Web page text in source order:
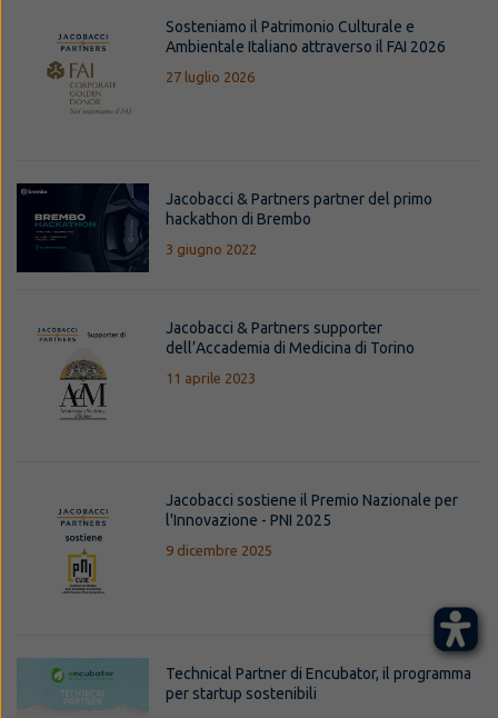
Sosteniamo il Patrimonio Culturale e
Ambientale Italiano attraverso il FAI 2026
27 luglio 2026
Jacobacci & Partners partner del primo
hackathon di Brembo
3 giugno 2022
Jacobacci & Partners supporter
dell’Accademia di Medicina di Torino
11 aprile 2023
Jacobacci sostiene il Premio Nazionale per
l'Innovazione - PNI 2025
9 dicembre 2025
Technical Partner di Encubator, il programma
per startup sostenibili